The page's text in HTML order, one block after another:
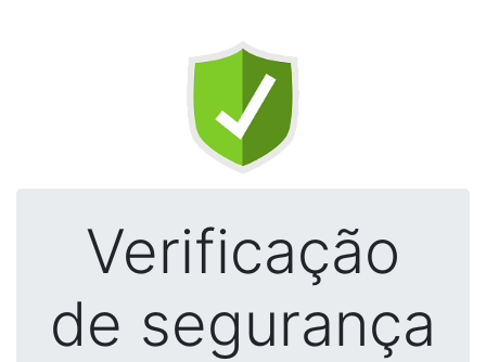
Verificação
de segurança